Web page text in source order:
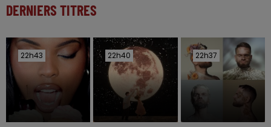
DERNIERS TITRES
22h43
22h43 22h40
22h40 22h37
22h37